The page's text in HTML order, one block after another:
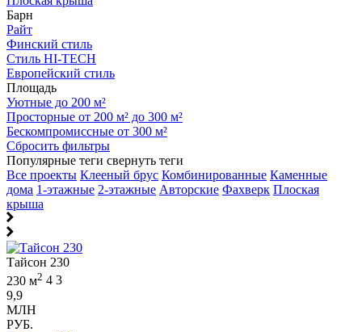
Барн
Райт
Финский стиль
Стиль HI-TECH
Европейский стиль
Площадь
Уютные до 200 м²
Просторные от 200 м² до 300 м²
Бескомпромиссные от 300 м²
Сбросить фильтры
Популярные теги свернуть теги
Все проекты Клееный брус Комбинированные Каменные
дома 1-этажные 2-этажные Авторские Фахверк Плоская
крыша
Тайсон 230
230 м2 4 3
9,9
МЛН
РУБ.